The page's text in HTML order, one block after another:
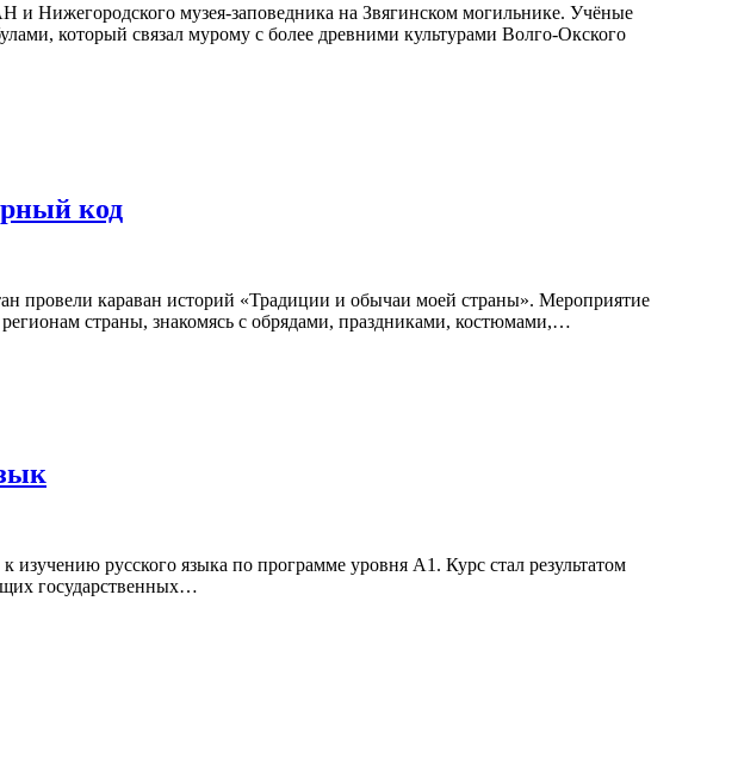
и Нижегородского музея-заповедника на Звягинском могильнике. Учёные
который связал мурому с более древними культурами Волго-Окского
код
провели караван историй «Традиции и обычаи моей страны». Мероприятие
страны, знакомясь с обрядами, праздниками, костюмами,…
русского языка по программе уровня А1. Курс стал результатом
государственных…